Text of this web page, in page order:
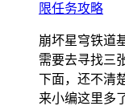
限任务攻略
崩坏星穹铁道
需要去寻找三
下面，还不清
来小编这里多